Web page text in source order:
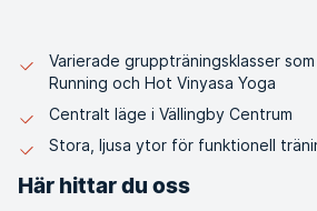
Varierade gruppträningsklasser
Running och Hot Vinyasa Yoga
Centralt läge i Vällingby Centrum
Stora, ljusa ytor för funktionell
Här hittar du oss